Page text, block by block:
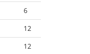
6
12
12